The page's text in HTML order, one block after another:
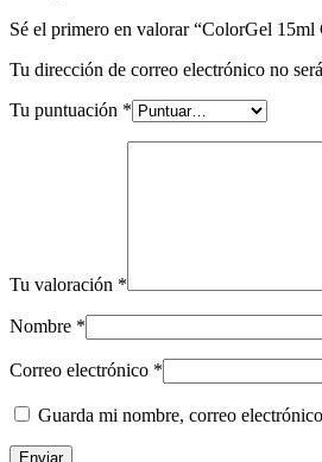
Sé el primero en valorar “ColorGel 15ml
Tu dirección de correo electrónico no
Tu puntuación *
Tu valoración *
Nombre *
Correo electrónico *
Guarda mi nombre, correo